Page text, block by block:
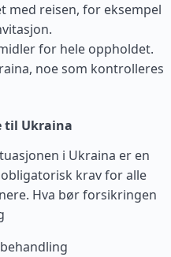
med reisen, for eksempel
for hele oppholdet.
noe som kontrolleres
til Ukraina
i Ukraina er en
krav for alle
Hva bør forsikringen